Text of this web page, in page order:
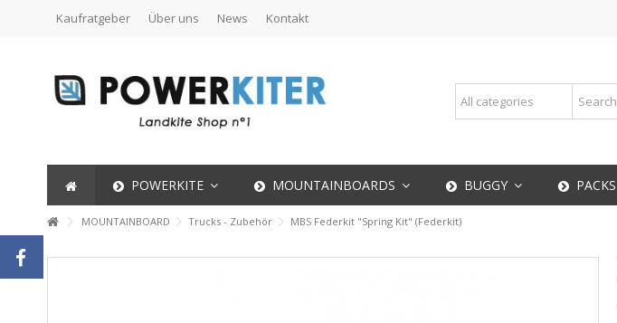
Kaufratgeber Über uns News Kontakt
POWERKITE MOUNTAINBOARDS BUGGY PACKS
MOUNTAINBOARD Trucks - Zubehör MBS Federkit "Spring Kit" (Federkit)